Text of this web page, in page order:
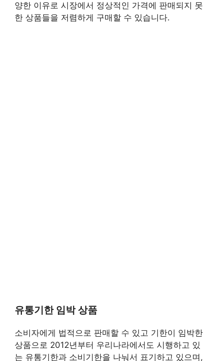
양한 이유로 시장에서 정상적인 가격에 판매되지 못
한 상품들을 저렴하게 구매할 수 있습니다.
유통기한 임박 상품
소비자에게 법적으로 판매할 수 있고 기한이 임박한
상품으로 2012년부터 우리나라에서도 시행하고 있
는 유통기한과 소비기한을 나눠서 표기하고 있으며,